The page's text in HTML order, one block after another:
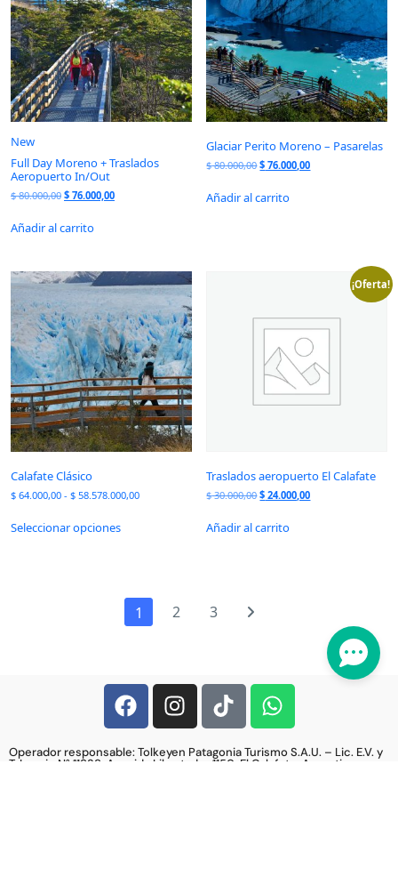
New
Full Day Moreno + Traslados
Aeropuerto In/Out
$80.000,00 $ 76.000,00
Añadir al carrito
Glaciar Perito Moreno – Pasarelas
$80.000,00 $ 76.000,00
Añadir al carrito
Calafate Clásico
$ 64.000,00 - $ 58.578.000,00
Seleccionar opciones
¡Oferta!
Traslados aeropuerto El Calafate
$30.000,00 $ 24.000,00
Añadir al carrito
1 2 3
Operador responsable: Tolkeyen Patagonia Turismo S.A.U. – Lic. E.V. y
T. Legajo N° 11938. Avenida Libertador 1150, El Calafate, Argentina,